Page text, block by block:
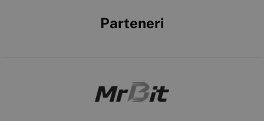
Parteneri